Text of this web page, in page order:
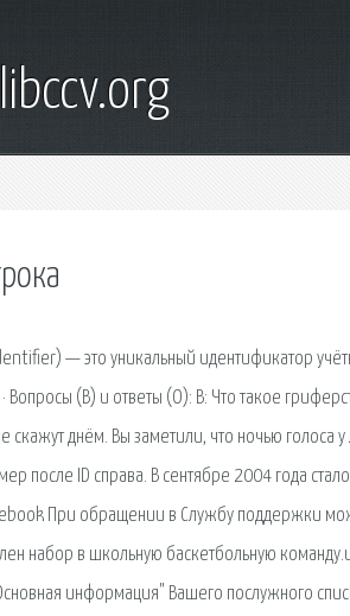
— это уникальный идентификатор
Вопросы (В) и ответы (О): В: Что такое
скажут днём. Вы заметили, что ночью
после ID справа. В сентябре 2004 года
При обращении в Службу поддержки
набор в школьную баскетбольную
информация" Вашего послужного